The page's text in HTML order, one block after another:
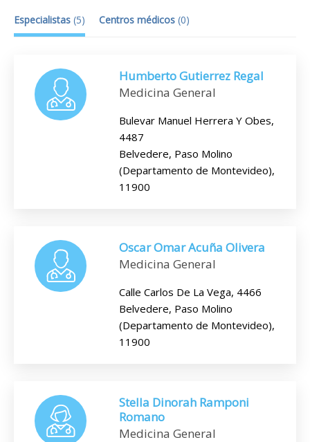
Especialistas (5) Centros médicos (0)
Humberto Gutierrez Regal
Medicina General
Bulevar Manuel Herrera Y Obes,
4487
Belvedere, Paso Molino
(Departamento de Montevideo),
11900
Oscar Omar Acuña Olivera
Medicina General
Calle Carlos De La Vega, 4466
Belvedere, Paso Molino
(Departamento de Montevideo),
11900
Stella Dinorah Ramponi
Romano
Medicina General